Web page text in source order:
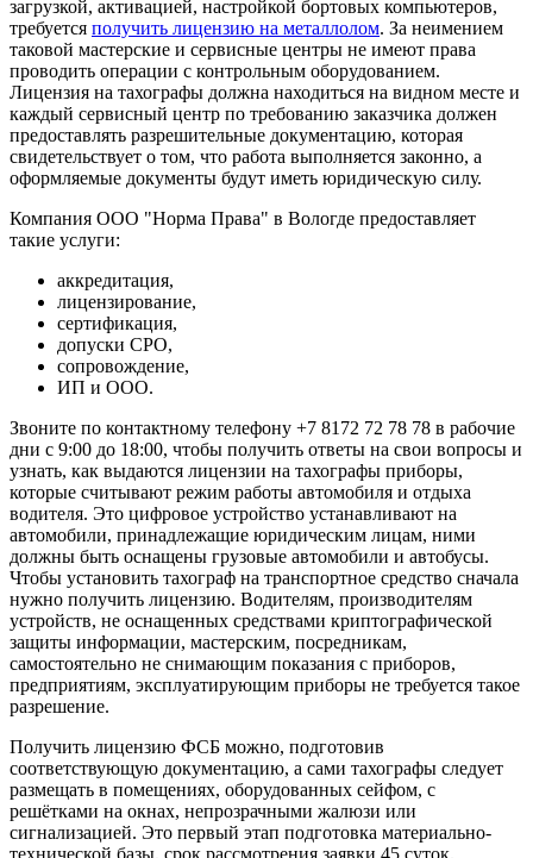
загрузкой, активацией, настройкой бортовых компьютеров,
требуется получить лицензию на металлолом. За неимением
таковой мастерские и сервисные центры не имеют права
проводить операции с контрольным оборудованием.
Лицензия на тахографы должна находиться на видном месте и
каждый сервисный центр по требованию заказчика должен
предоставлять разрешительные документацию, которая
свидетельствует о том, что работа выполняется законно, а
оформляемые документы будут иметь юридическую силу.
Компания ООО "Норма Права" в Вологде предоставляет
такие услуги:
аккредитация,
лицензирование,
сертификация,
допуски СРО,
сопровождение,
ИП и ООО.
Звоните по контактному телефону +7 8172 72 78 78 в рабочие
дни с 9:00 до 18:00, чтобы получить ответы на свои вопросы и
узнать, как выдаются лицензии на тахографы приборы,
которые считывают режим работы автомобиля и отдыха
водителя. Это цифровое устройство устанавливают на
автомобили, принадлежащие юридическим лицам, ними
должны быть оснащены грузовые автомобили и автобусы.
Чтобы установить тахограф на транспортное средство сначала
нужно получить лицензию. Водителям, производителям
устройств, не оснащенных средствами криптографической
защиты информации, мастерским, посредникам,
самостоятельно не снимающим показания с приборов,
предприятиям, эксплуатирующим приборы не требуется такое
разрешение.
Получить лицензию ФСБ можно, подготовив
соответствующую документацию, а сами тахографы следует
размещать в помещениях, оборудованных сейфом, с
решётками на окнах, непрозрачными жалюзи или
сигнализацией. Это первый этап подготовка материально-
технической базы, срок рассмотрения заявки 45 суток.